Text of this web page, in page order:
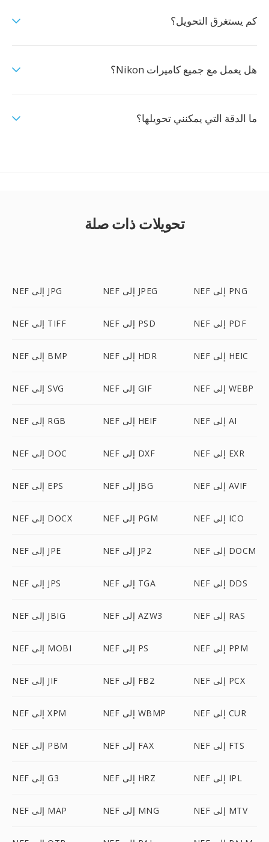
كم يستغرق التحويل؟
هل يعمل مع جميع كاميرات Nikon؟
ما الدقة التي يمكنني تحويلها؟
تحويلات ذات صلة
NEF إلى JPG NEF إلى JPEG NEF إلى PNG
NEF إلى TIFF NEF إلى PSD NEF إلى PDF
NEF إلى BMP NEF إلى HDR NEF إلى HEIC
NEF إلى SVG NEF إلى GIF NEF إلى WEBP
NEF إلى RGB NEF إلى HEIF NEF إلى AI
NEF إلى DOC NEF إلى DXF NEF إلى EXR
NEF إلى EPS NEF إلى JBG NEF إلى AVIF
NEF إلى DOCX NEF إلى PGM NEF إلى ICO
NEF إلى JPE NEF إلى JP2 NEF إلى DOCM
NEF إلى JPS NEF إلى TGA NEF إلى DDS
NEF إلى JBIG NEF إلى AZW3 NEF إلى RAS
NEF إلى MOBI NEF إلى PS NEF إلى PPM
NEF إلى JIF NEF إلى FB2 NEF إلى PCX
NEF إلى XPM NEF إلى WBMP NEF إلى CUR
NEF إلى PBM NEF إلى FAX NEF إلى FTS
NEF إلى G3 NEF إلى HRZ NEF إلى IPL
NEF إلى MAP NEF إلى MNG NEF إلى MTV